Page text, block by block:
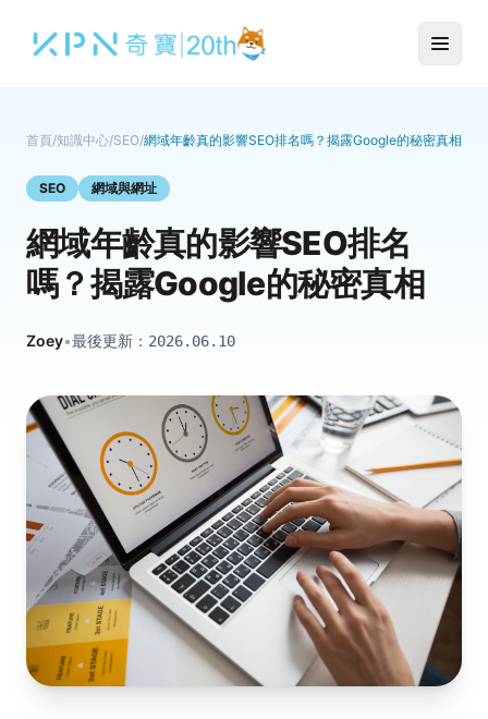
首頁/知識中心/SEO/網域年齡真的影響SEO排名嗎？揭露Google的秘密真相
SEO 網域與網址
網域年齡真的影響SEO排名
嗎？揭露Google的秘密真相
Zoey•最後更新： 2026.06.10